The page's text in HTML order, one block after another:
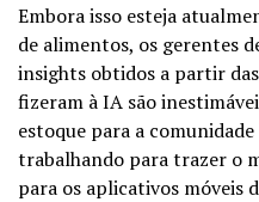
Embora isso esteja
de alimentos, os gerentes
insights obtidos a partir
fizeram à IA são
estoque para a
trabalhando para trazer o
para os aplicativos móveis